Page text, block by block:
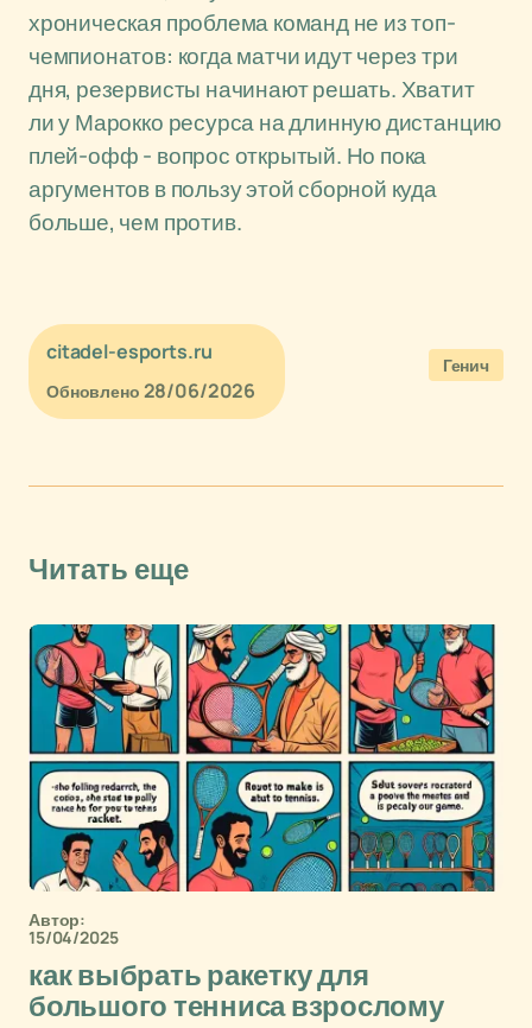
хроническая проблема команд не из топ-
чемпионатов: когда матчи идут через три
дня, резервисты начинают решать. Хватит
ли у Марокко ресурса на длинную дистанцию
плей-офф - вопрос открытый. Но пока
аргументов в пользу этой сборной куда
больше, чем против.
citadel-esports.ru
Обновлено 28/06/2026
Генич
Читать еще
Автор:
15/04/2025
как выбрать ракетку для
большого тенниса взрослому